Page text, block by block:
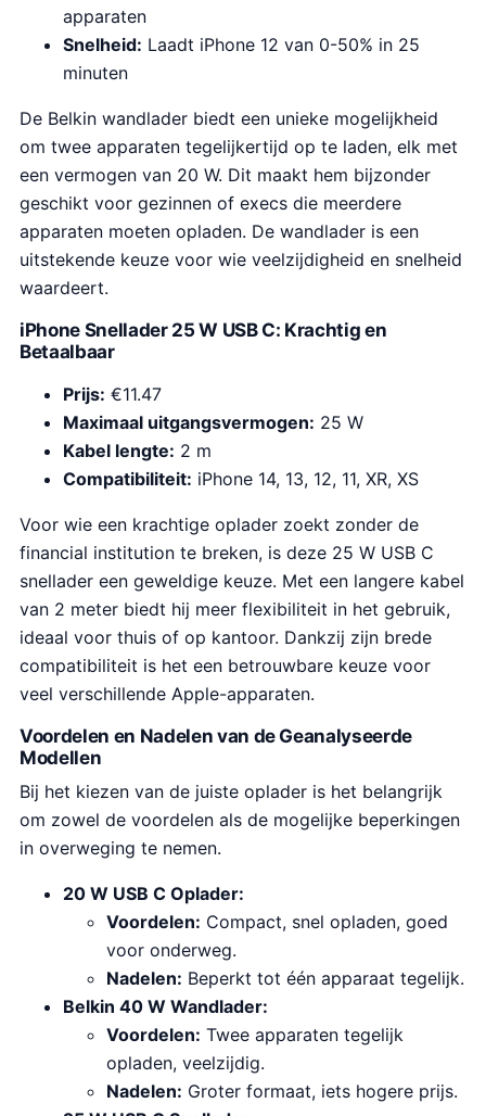
apparaten
Snelheid: Laadt iPhone 12 van 0-50% in 25
minuten
De Belkin wandlader biedt een unieke mogelijkheid
om twee apparaten tegelijkertijd op te laden, elk met
een vermogen van 20 W. Dit maakt hem bijzonder
geschikt voor gezinnen of execs die meerdere
apparaten moeten opladen. De wandlader is een
uitstekende keuze voor wie veelzijdigheid en snelheid
waardeert.
iPhone Snellader 25 W USB C: Krachtig en
Betaalbaar
Prijs: €11.47
Maximaal uitgangsvermogen: 25 W
Kabel lengte: 2 m
Compatibiliteit: iPhone 14, 13, 12, 11, XR, XS
Voor wie een krachtige oplader zoekt zonder de
financial institution te breken, is deze 25 W USB C
snellader een geweldige keuze. Met een langere kabel
van 2 meter biedt hij meer flexibiliteit in het gebruik,
ideaal voor thuis of op kantoor. Dankzij zijn brede
compatibiliteit is het een betrouwbare keuze voor
veel verschillende Apple-apparaten.
Voordelen en Nadelen van de Geanalyseerde
Modellen
Bij het kiezen van de juiste oplader is het belangrijk
om zowel de voordelen als de mogelijke beperkingen
in overweging te nemen.
20 W USB C Oplader:
Voordelen: Compact, snel opladen, goed
voor onderweg.
Nadelen: Beperkt tot één apparaat tegelijk.
Belkin 40 W Wandlader:
Voordelen: Twee apparaten tegelijk
opladen, veelzijdig.
Nadelen: Groter formaat, iets hogere prijs.